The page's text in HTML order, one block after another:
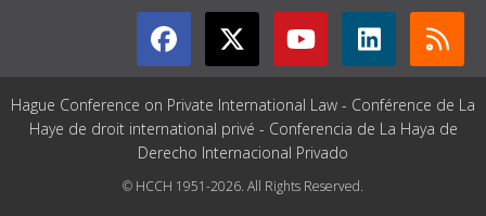
Hague Conference on Private International Law - Conférence de La
Haye de droit international privé - Conferencia de La Haya de
Derecho Internacional Privado
© HCCH 1951-2026. All Rights Reserved.